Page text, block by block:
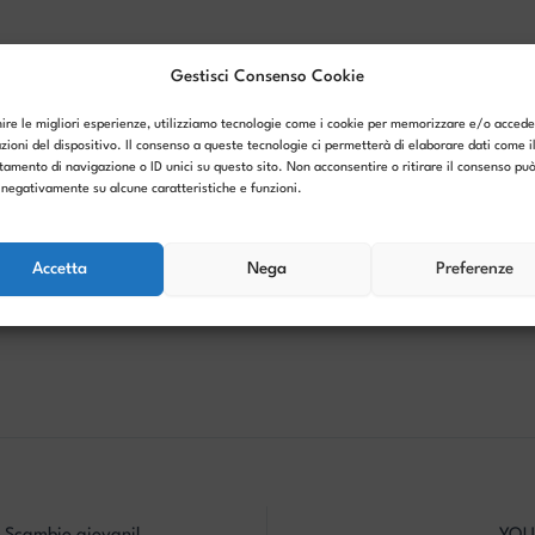
Gestisci Consenso Cookie
le migliori esperienze, utilizziamo tecnologie come i cookie per memorizzare e/o
del dispositivo. Il consenso a queste tecnologie ci permetterà di elaborare dati come il
di navigazione o ID unici su questo sito. Non acconsentire o ritirare il consenso può
su alcune caratteristiche e funzioni.
Accetta Nega Preferenze
si terrà presso gli spazi scuola dell’infanzia delle
a Montecchio Maggiore.
è dal 30 giugno al 25 luglio 2025 con orario
disponibilità per 2 su 4 settimane.
a può contattare entro il
la referente